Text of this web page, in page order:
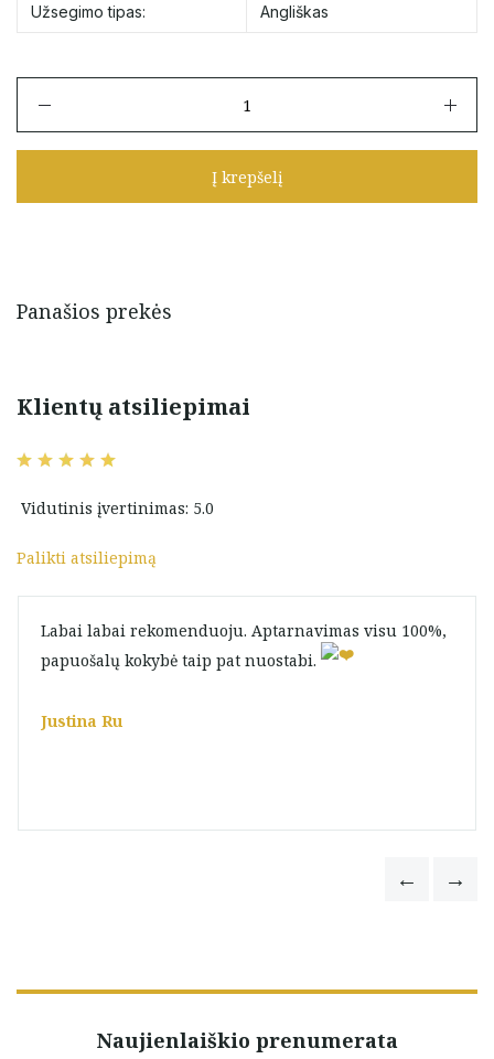
Užsegimo tipas: Angliškas
Auksiniai
granatais
Į krepšelį
Panašios prekės
Klientų atsiliepimai
Vidutinis įvertinimas: 5.0
Palikti atsiliepimą
Labai labai rekomenduoju. Aptarnavimas visu 100%,
papuošalų kokybė taip pat nuostabi.
Justina Ru
Naujienlaiškio prenumerata